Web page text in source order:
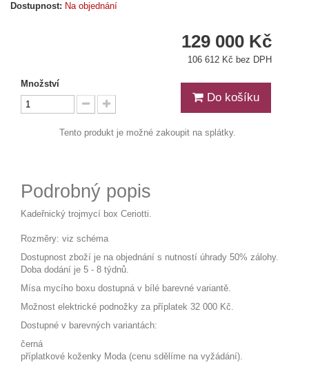
Dostupnost: Na objednání
129 000 Kč
106 612 Kč bez DPH
Množství
Do košíku
Tento produkt je možné zakoupit na splátky.
Podrobný popis
Kadeřnický trojmycí box Ceriotti.
Rozměry: viz schéma
Dostupnost zboží je na objednání s nutností úhrady 50% zálohy.
Doba dodání je 5 - 8 týdnů.
Mísa mycího boxu dostupná v bílé barevné variantě.
Možnost elektrické podnožky za příplatek 32 000 Kč.
Dostupné v barevných variantách:
černá
příplatkové koženky Moda (cenu sdělíme na vyžádání).